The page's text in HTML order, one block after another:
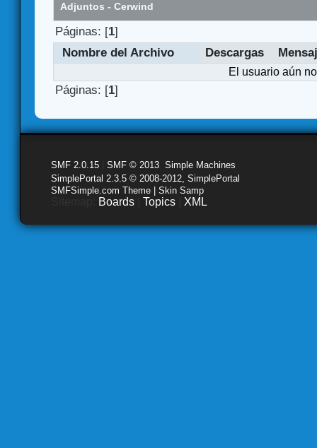
Adjuntos - Cerwind
Páginas: [1]
Nombre del Archivo
Descargas
El usuario aún
Páginas: [1]
SMF 2.0.15 SMF © 2013 Simple Machines
SimplePortal 2.3.5 © 2008-2012, SimplePortal
SMFSimple.com Theme | Skin Samp
Boards Topics XML